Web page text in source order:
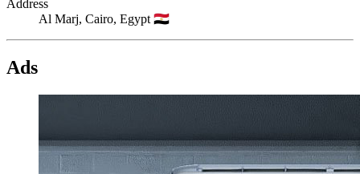
Address
Al Marj, Cairo, Egypt 🇪🇬
Ads